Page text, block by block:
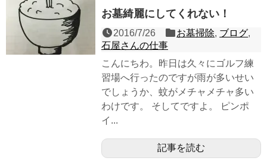
お墓綺麗にしてくれない！
2016/7/26 お墓掃除, ブログ,
石屋さんの仕事
こんにちわ。昨日は久々にゴルフ練
習場へ行ったのですが雨が多いせい
でしょうか、蚊がメチャメチャ多い
わけです。 そしてですよ。 ピンポ
イ...
記事を読む